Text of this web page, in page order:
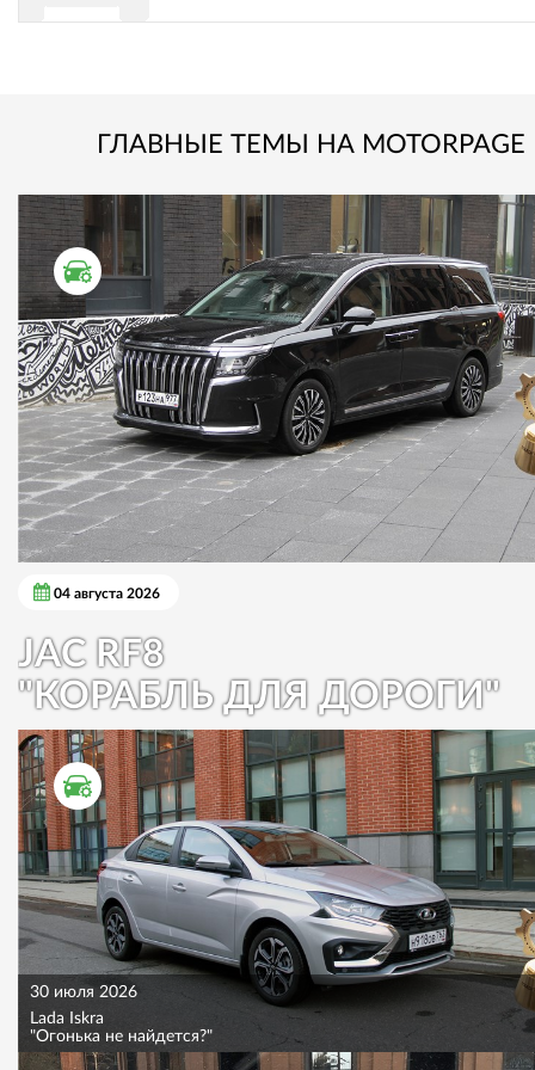
ГЛАВНЫЕ ТЕМЫ НА MOTORPAGE
ТЕСТ ДРАЙВ
04 августа 2026
JAC RF8
"КОРАБЛЬ ДЛЯ ДОРОГИ"
ТЕСТ ДРАЙВ
30 июля 2026
Lada Iskra
"Огонька не найдется?"